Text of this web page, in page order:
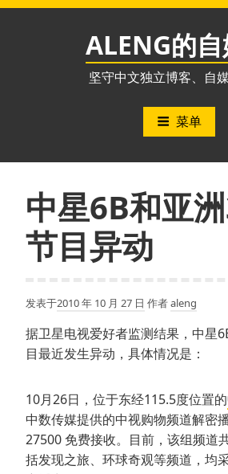
跳
ALENG的
坚守中文独立博客、自
菜单
中星6B和亚
节目异动
发表于2010 年 10 月 27 日 作者aleng
据卫星电视爱好者监测结果，中星
目最近发生异动，具体情况是：
10月26日，位于东经115.5度位置的
中数传媒提供的中视购物频道解密
27500 免费接收。目前，该组频道
括发现之旅、环球奇观等频道，均